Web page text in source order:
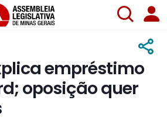
empréstimo
oposição quer